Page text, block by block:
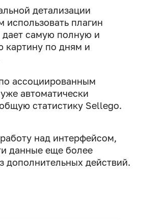
детализации
использовать плагин
самую полную и
картину по дням и
ассоциированным
автоматически
статистику Sellego.
над интерфейсом,
данные еще более
дополнительных действий.